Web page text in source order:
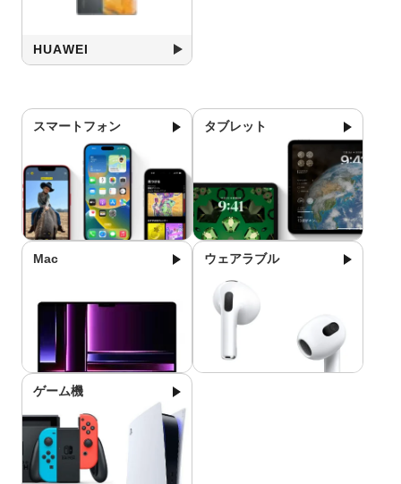
HUAWEI
スマートフォン タブレット
Mac ウェアラブル
ゲーム機